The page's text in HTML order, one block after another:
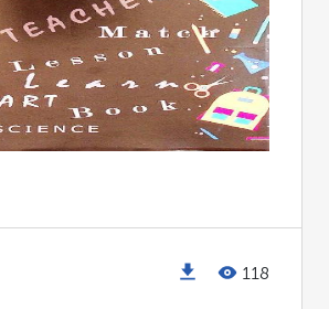
118